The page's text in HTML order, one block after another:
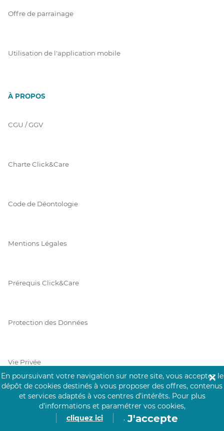
Offre de parrainage
Utilisation de l'application mobile
À PROPOS
CGU / GGV
Charte Click&Care
Code de Déontologie
Mentions Légales
Prérequis Click&Care
Protection des Données
Vie Privée
PAIEMENT SÉCURISÉ
La collecte de vos informations de carte bancaire est cryptée
En poursuivant votre navigation sur notre site, vous acceptez le
dépôt de cookies destinés à vous proposer des offres, contenus
et services adaptés à vos centres d’intérêts. Pour plus
d’informations et paramétrer vos cookies,
cliquez ici
. J'accepte
✕